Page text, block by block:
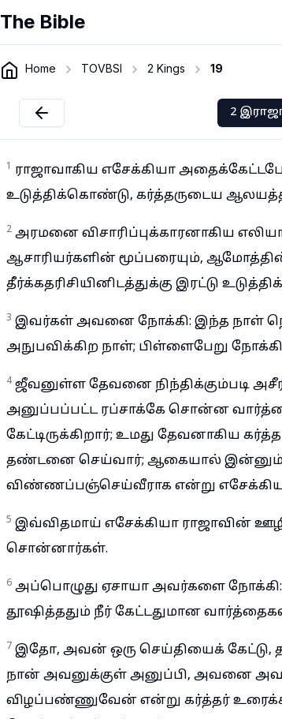
The Bible
Home TOVBSI 2 Kings 19
2
1 ராஜாவாகிய எசேக்கியா
உடுத்திக்கொண்டு, கர்த்தருடைய
2 அரமனை விசாரிப்புக்காரனாகிய
ஆசாரியர்களின் மூப்பரையும்,
தீர்க்கதரிசியினிடத்துக்கு இரட்டு
3 இவர்கள் அவனை நோக்கி: இந்த நாள்
அநுபவிக்கிற நாள்; பிள்ளைபேறு
4 ஜீவனுள்ள தேவனை நிந்திக்கும்படி
அனுப்பப்பட்ட ரப்சாக்கே சொன்ன
கேட்டிருக்கிறார்; உமது தேவனாகிய
தண்டனை செய்வார்; ஆகையால் இன்னும்
விண்ணப்பஞ்செய்வீராக என்று
5 இவ்விதமாய் எசேக்கியா ராஜாவின்
சொன்னார்கள்.
6 அப்பொழுது ஏசாயா அவர்களை
தூஷித்ததும் நீர் கேட்டதுமான
7 இதோ, அவன் ஒரு செய்தியைக் கேட்டு,
நான் அவனுக்குள் அனுப்பி, அவனை
விழப்பண்ணுவேன் என்று கர்த்தர்